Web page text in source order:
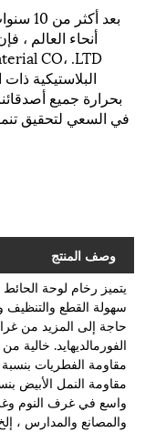
بعد
البلاستيكية
بحرارة جميع
في السعي لتحقيق
وصف المنتج
سهولة القطع والتنظيف
حاجة إلى المزيد من
واسع في غرف النوم
والمصانع والمدارس ،